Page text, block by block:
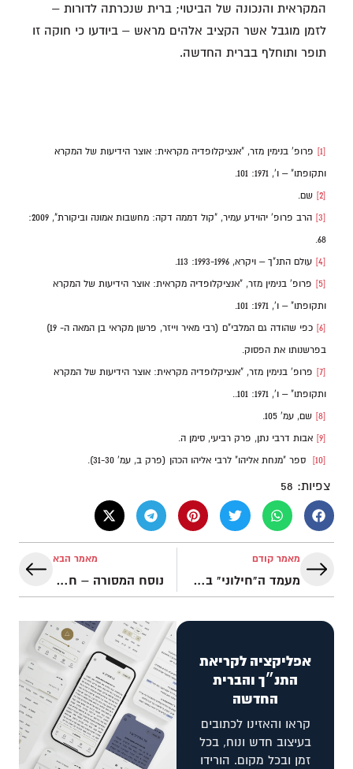
המקראית והנכונה של הביטוי; ברית שנכרתה לדורות –
לזמן מוגבל אשר הקציב אלהים מראש – ביודעו כי חוקה זו
תופר ותוחלף בברית החדשה.
[1]
פרופ' בנימין מזר, "אנציקלופדיה מקראית: אוצר הידיעות של המקרא
ותקופתו" – ו', 1971: 101.
[2] שם.
[3]
הרב פרופ' יהוידע עמיר, "קול דממה דקה: מחשבות אמונה וביקורת", 2009:
68.
[4] עולם התנ"ך – ויקרא, 1993-1996: 113.
[5]
פרופ' בנימין מזר, "אנציקלופדיה מקראית: אוצר הידיעות של המקרא
ותקופתו" – ו', 1971: 101.
[6]
כפי שהודה גם המלבי"ם (רבי מאיר וייזר, פרשן מקראי בן המאה ה- 19)
בפרשנותו את הפסוק.
[7]
פרופ' בנימין מזר, "אנציקלופדיה מקראית: אוצר הידיעות של המקרא
ותקופתו" – ו', 1971: 101..
[8] שם, עמ' 105.
[9] אבות דרבי נתן, פרק רביעי, סימן ה.
[10] ספר "מנחת אליהו" לרבי אליהו הכהן (פרק ב, עמ' 31-30).
צפיות: 58
מאמר קודם
מעמד ה"חילוני" במחשבת חז"ל ובהלכה הרבנית
מאמר הבא
נוסח המסורה – חף מטעויות?
אפליקציה לקריאת
התנ״ך והברית
החדשה
קראו והאזינו לכתובים
בעיצוב חדש ונוח, בכל
זמן ובכל מקום. הורידו